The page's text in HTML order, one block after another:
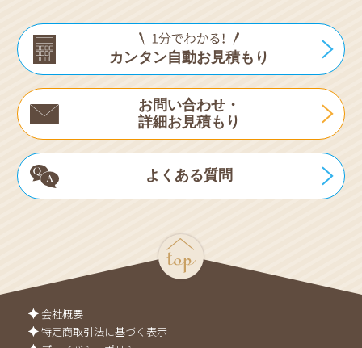
カンタン自動お見積もり
お問い合わせ・
詳細お見積もり
よくある質問
会社概要
特定商取引法に基づく表示